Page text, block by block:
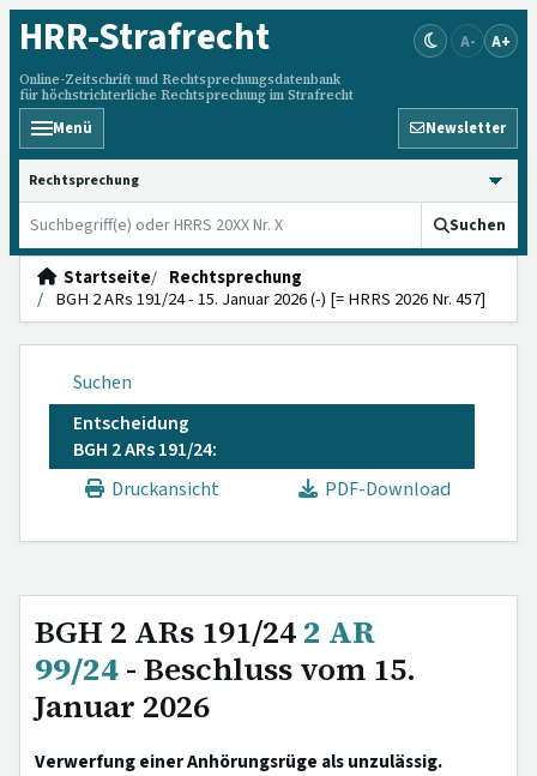
HRR-Strafrecht
Online-Zeitschrift und Rechtsprechungsdatenbank
für höchstrichterliche Rechtsprechung im Strafrecht
A- A+
Menü Newsletter
HRRS durchsuchen
Suchen
Startseite
Rechtsprechung
BGH 2 ARs 191/24 - 15. Januar 2026 (-) [= HRRS 2026 Nr. 457]
Suchen
Entscheidung
BGH 2 ARs 191/24:
Druckansicht
PDF-Download
BGH 2 ARs 191/242 AR
99/24- Beschluss vom 15.
Januar 2026
Verwerfung einer Anhörungsrüge als unzulässig.